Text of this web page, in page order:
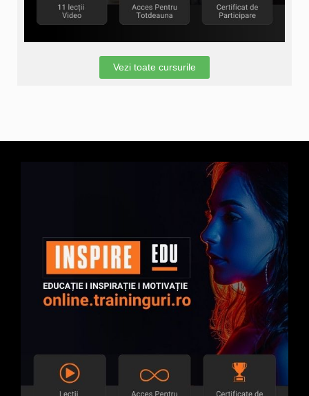
Vezi toate cursurile